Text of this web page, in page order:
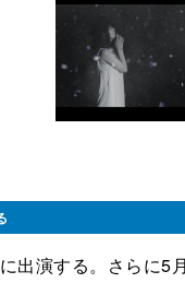
演する。さらに5